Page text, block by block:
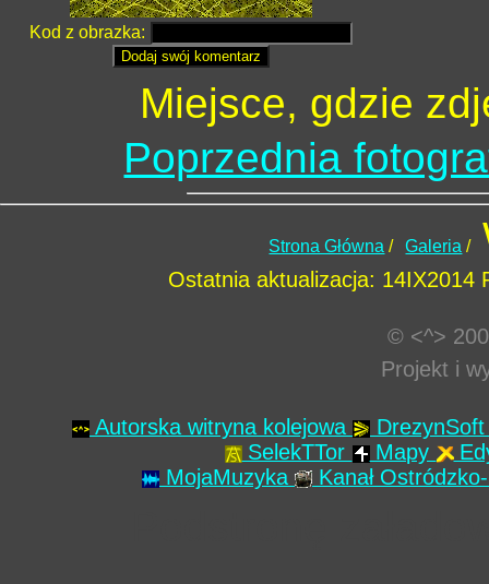
Kod z obrazka:
Miejsce, gdzie
Poprzednia
Strona Główna / Galeria /
Ostatnia aktualizacja: 14IX2014
© <^>
Projekt i
Autorska witryna kolejowa
SelekTTor
Mapy
MojaMuzyka
Kanał